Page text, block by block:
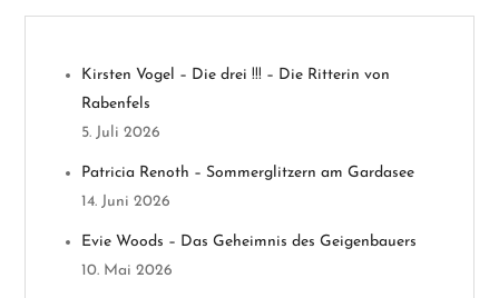
s
n
v
Kirsten Vogel – Die drei !!! – Die Ritterin von
Rabenfels
5. Juli 2026
Patricia Renoth – Sommerglitzern am Gardasee
14. Juni 2026
Evie Woods – Das Geheimnis des Geigenbauers
10. Mai 2026